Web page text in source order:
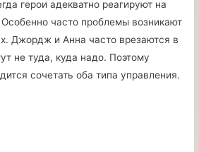
герои адекватно реагируют на
часто проблемы возникают
Джордж и Анна часто врезаются в
не туда, куда надо. Поэтому
сочетать оба типа управления.